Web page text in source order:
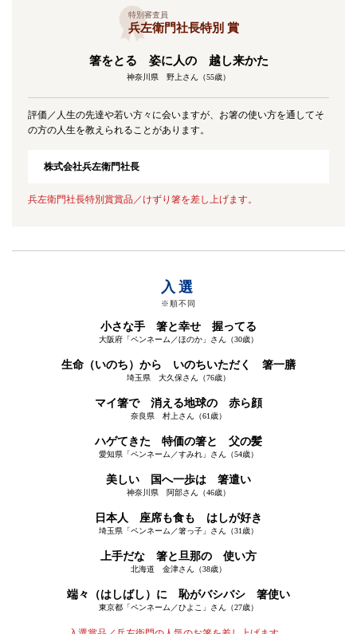
特別審査員
兵左衛門社長特別 賞
箸をとる 姿に人の 越し来かた
神奈川県 野上さん（55歳）
評価／人生の先達や若い方々に会いますが、お箸の使い方を通してそ
の方の人生を教えられることがあります。
株式会社兵左衛門社長
兵左衛門社長特別賞賞品／けずり箸を差し上げます。
入選
※順不同
小さな手 箸と幸せ 握ってる
大阪府「ペンネーム／ほのか」さん（30歳）
生命（いのち）から いのちいただく 箸一膳
埼玉県 大久保さん（76歳）
マイ箸で 消える地球の 赤ら顔
奈良県 村上さん（61歳）
ハゲてきた 特価の箸と 父の髪
愛知県「ペンネーム／すみれ」さん（54歳）
美しい 国へ一歩は 箸遣い
神奈川県 阿部さん（46歳）
日本人 座席も食も はしが好き
埼玉県「ペンネーム／箸っ子」さん（31歳）
上手だな 箸と旦那の 使い方
北海道 金津さん（38歳）
端々（はしばし）に 恥がバシバシ 箸使い
東京都「ペンネーム／ひよこ」さん（27歳）